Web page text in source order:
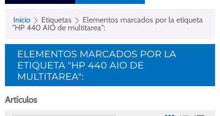
Inicio Etiquetas
Elementos marcados por la etiqueta
"HP 440 AIO de multitarea":
ELEMENTOS MARCADOS POR LA
ETIQUETA "HP 440 AIO DE
MULTITAREA":
Artículos